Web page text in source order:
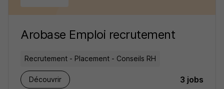
Arobase Emploi recrutement
Recrutement - Placement - Conseils RH
Découvrir 3 jobs